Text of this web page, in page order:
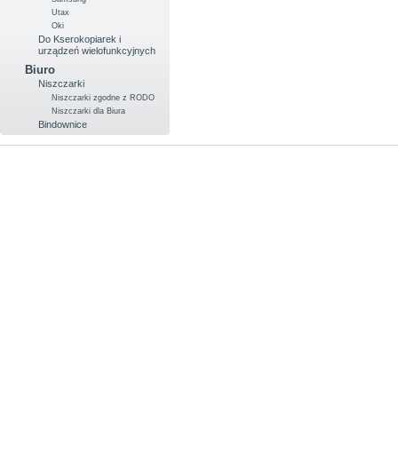
Utax
Oki
Do Kserokopiarek i
urządzeń wielofunkcyjnych
Biuro
Niszczarki
Niszczarki zgodne z RODO
Niszczarki dla Biura
Bindownice